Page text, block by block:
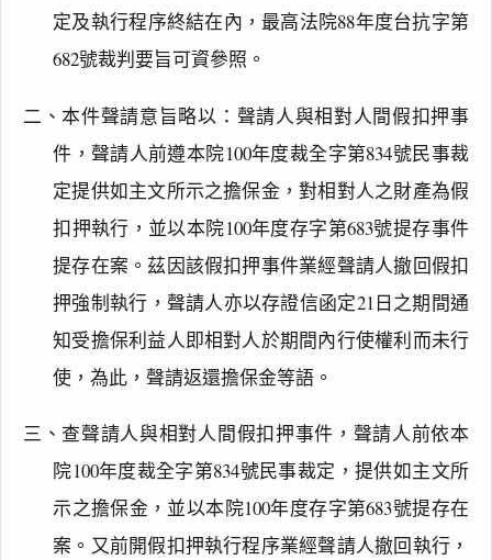
定及執行程序終結在內，最高法院88年度台抗字第
682號裁判要旨可資參照。
二、本件聲請意旨略以：聲請人與相對人間假扣押事
件，聲請人前遵本院100年度裁全字第834號民事裁
定提供如主文所示之擔保金，對相對人之財產為假
扣押執行，並以本院100年度存字第683號提存事件
提存在案。茲因該假扣押事件業經聲請人撤回假扣
押強制執行，聲請人亦以存證信函定21日之期間通
知受擔保利益人即相對人於期間內行使權利而未行
使，為此，聲請返還擔保金等語。
三、查聲請人與相對人間假扣押事件，聲請人前依本
院100年度裁全字第834號民事裁定，提供如主文所
示之擔保金，並以本院100年度存字第683號提存在
案。又前開假扣押執行程序業經聲請人撤回執行，
搜尋本